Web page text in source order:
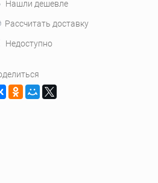
Нашли дешевле
Рассчитать доставку
Недоступно